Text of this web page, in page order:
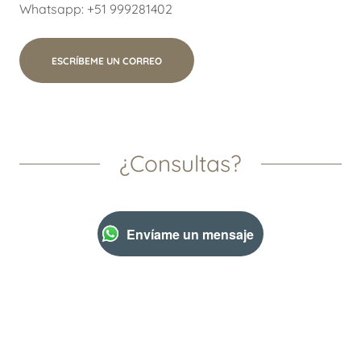
Whatsapp: +51 999281402
ESCRÍBEME UN CORREO
¿Consultas?
Envíame un mensaje